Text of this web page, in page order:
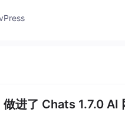
进了 Chats 1.7.0 AI